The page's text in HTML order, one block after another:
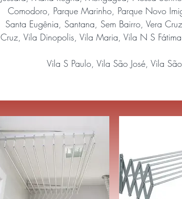
Comodoro, Parque Marinho, Parque Novo
Santa Eugênia, Santana, Sem Bairro, Vera
Cruz, Vila Dinopolis, Vila Maria, Vila N S
Vila S Paulo, Vila São José, Vila